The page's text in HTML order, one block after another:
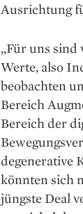
Ausrichtung
„Für uns sind
Werte, also
beobachten
Bereich
Bereich der
degenerative
könnten sich
jüngste Deal